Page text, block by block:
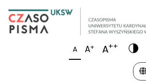
A A+ A++